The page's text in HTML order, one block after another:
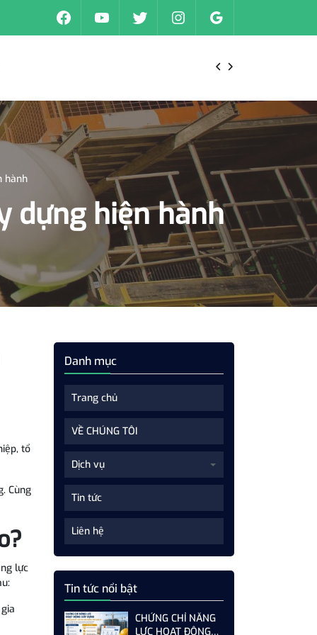
hành
dựng hiện hành
tổ
Cùng
lực
Danh mục
Trang chủ
VỀ CHÚNG TÔI
Dịch vụ
Tin tức
Liên hệ
Tin tức nổi bật
CHỨNG CHỈ NĂNG
LỰC HOẠT ĐỘNG